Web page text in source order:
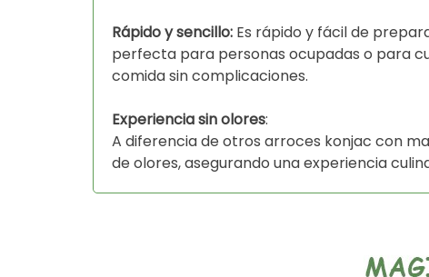
Rápido y sencillo: Es rápido y fácil de
perfecta para personas ocupadas o para
comida sin complicaciones.
Experiencia sin olores:
A diferencia de otros arroces konjac con
de olores, asegurando una experiencia